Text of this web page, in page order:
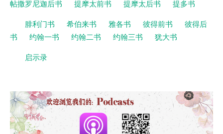
帖撒罗尼迦后书
提摩太前书 提摩太后书
提多书
腓利门书
希伯来书 雅各书 彼得前书
彼得后
书
约翰一书 约翰二书 约翰三书
犹大书
启示录